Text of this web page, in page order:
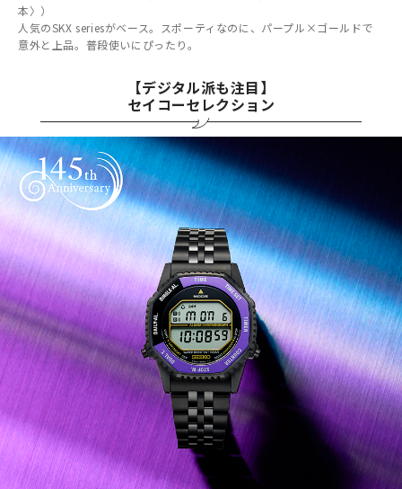
本〉）
人気のSKX seriesがベース。スポーティなのに、パープル×ゴールドで
意外と上品。普段使いにぴったり。
【デジタル派も注目】
セイコーセレクション